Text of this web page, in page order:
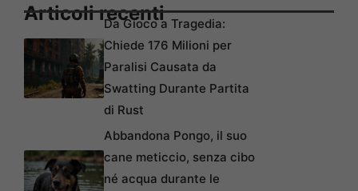
Articoli recentiDa Gioco a Tragedia:
Chiede 176 Milioni per
Paralisi Causata da
Swatting Durante Partita
di Rust
Abbandona Pongo, il suo
cane meticcio, senza cibo
né acqua durante le